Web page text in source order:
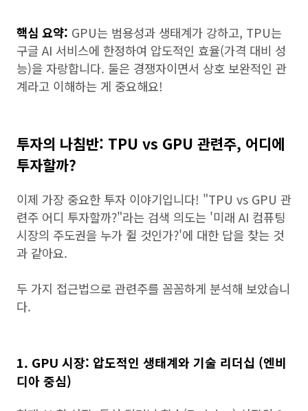
핵심 요약: GPU는 범용성과 생태계가 강하고, TPU는
구글 AI 서비스에 한정하여 압도적인 효율(가격 대비 성
능)을 자랑합니다. 둘은 경쟁자이면서 상호 보완적인 관
계라고 이해하는 게 중요해요!
투자의 나침반: TPU vs GPU 관련주, 어디에
투자할까?
이제 가장 중요한 투자 이야기입니다! "TPU vs GPU 관
련주 어디 투자할까?"라는 검색 의도는 '미래 AI 컴퓨팅
시장의 주도권을 누가 쥘 것인가?'에 대한 답을 찾는 것
과 같아요.
두 가지 접근법으로 관련주를 꼼꼼하게 분석해 보았습니
다.
1. GPU 시장: 압도적인 생태계와 기술 리더십 (엔비
디아 중심)